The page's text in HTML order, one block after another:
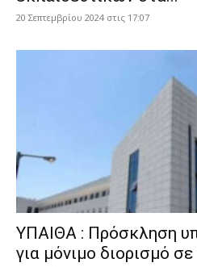
20 Σεπτεμβρίου 2024 στις 17:07
ΥΠΑΙΘΑ : Πρόσκληση
για μόνιμο διορισμό